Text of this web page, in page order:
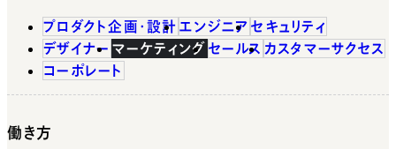
プロダクト企画・設計 エンジニア セキュリティ
デザイナー マーケティング セールス カスタマーサクセス
コーポレート
働き方